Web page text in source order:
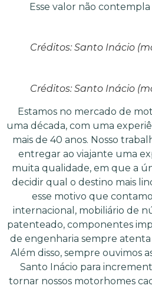
Esse valor não contempla
Créditos: Santo Inácio
Créditos: Santo Inácio
Estamos no mercado de
uma década, com uma
mais de 40 anos. Nosso
entregar ao viajante uma
muita qualidade, em que a
decidir qual o destino mais
esse motivo que
internacional, mobiliário de
patenteado, componentes
de engenharia sempre
Além disso, sempre ouvimos
Santo Inácio para
tornar nossos motorhomes